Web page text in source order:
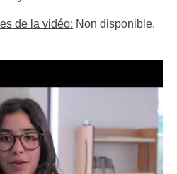
de la vidéo: Non disponible.